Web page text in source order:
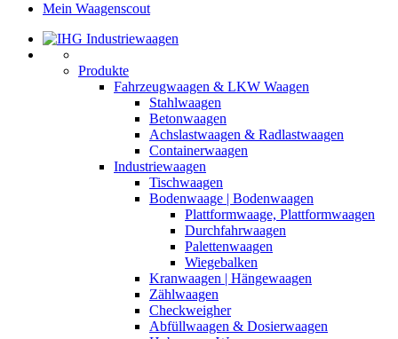
Mein Waagenscout
Produkte
Fahrzeugwaagen & LKW Waagen
Stahlwaagen
Betonwaagen
Achslastwaagen & Radlastwaagen
Containerwaagen
Industriewaagen
Tischwaagen
Bodenwaage | Bodenwaagen
Plattformwaage, Plattformwaagen
Durchfahrwaagen
Palettenwaagen
Wiegebalken
Kranwaagen | Hängewaagen
Zählwaagen
Checkweigher
Abfüllwaagen & Dosierwaagen